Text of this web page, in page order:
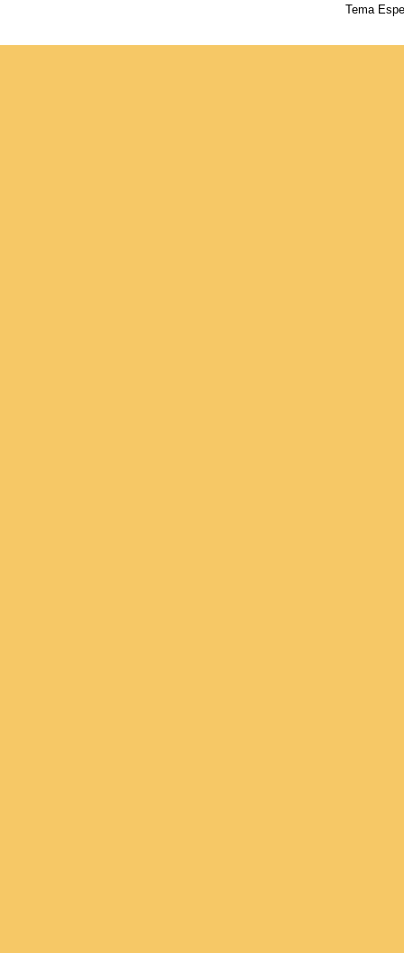
Tema